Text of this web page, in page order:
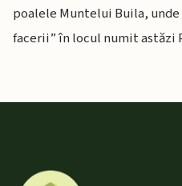
poalele Muntelui Buila,
facerii” în locul numit astăzi